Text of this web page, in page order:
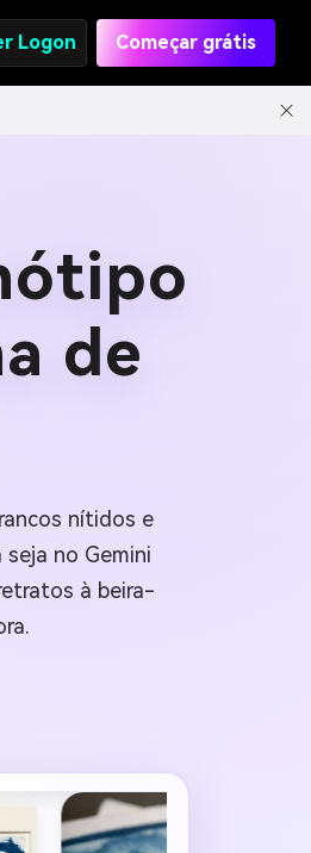
Logon Começar grátis
de
nítidos e
no Gemini
à beira-